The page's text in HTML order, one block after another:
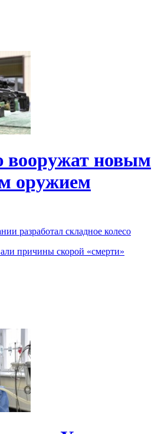
вооружат новым
оружием
разработал складное колесо
причины скорой «смерти»